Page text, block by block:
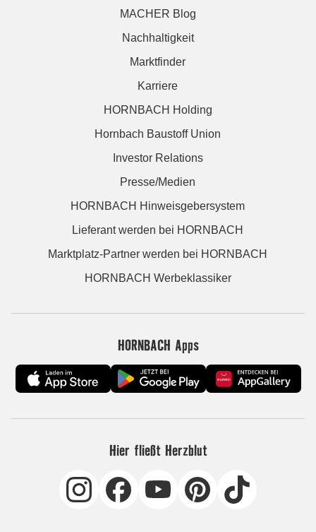
MACHER Blog
Nachhaltigkeit
Marktfinder
Karriere
HORNBACH Holding
Hornbach Baustoff Union
Investor Relations
Presse/Medien
HORNBACH Hinweisgebersystem
Lieferant werden bei HORNBACH
Marktplatz-Partner werden bei HORNBACH
HORNBACH Werbeklassiker
HORNBACH Apps
Hier fließt Herzblut